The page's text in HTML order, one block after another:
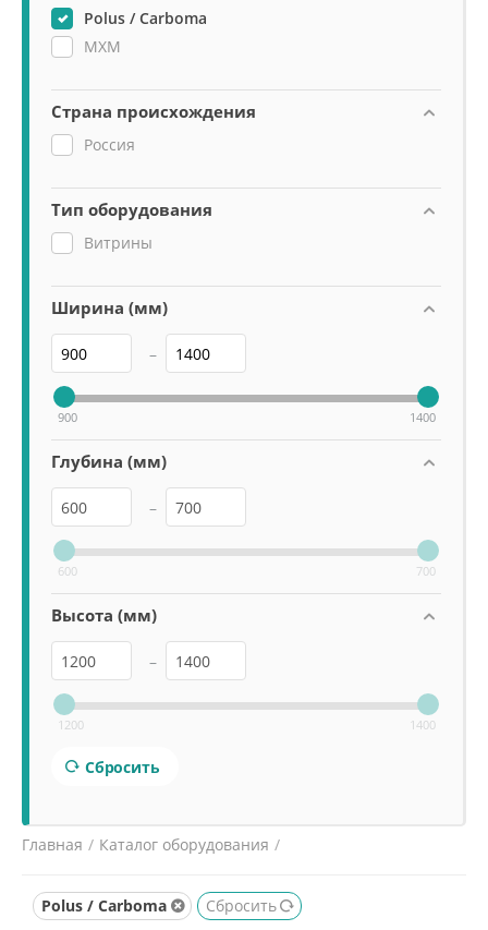
Polus / Carboma
МХМ
Страна происхождения
Россия
Тип оборудования
Витрины
Ширина (мм)
–
900 1400
Глубина (мм)
–
600 700
Высота (мм)
–
1200 1400
Сбросить
Главная / Каталог оборудования /
Прилавки и витрины нейтральные
Polus / Carboma Сбросить